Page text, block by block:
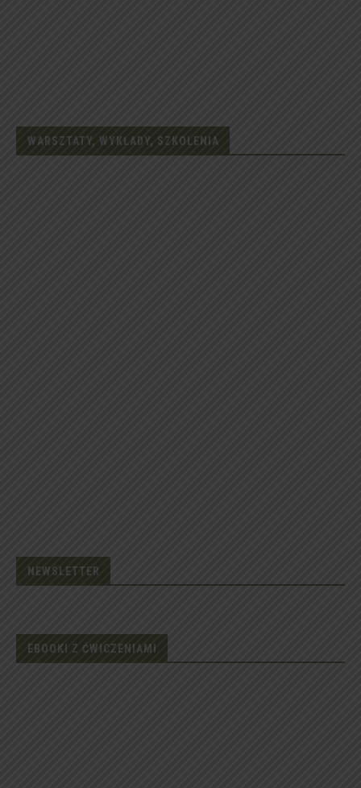
WARSZTATY, WYKŁADY, SZKOLENIA
NEWSLETTER
EBOOKI Z ĆWICZENIAMI